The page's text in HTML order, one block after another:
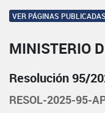
VER PÁGINAS PUBLICADAS
MINISTERIO
Resolución 95/
RESOL-2025-95-